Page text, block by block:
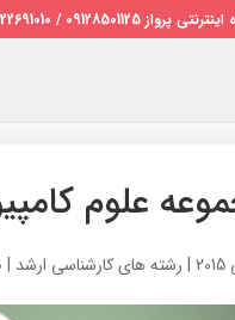
09128501125 / 02122691010
علوم
| رشته های کارشناسی ارشد |
0